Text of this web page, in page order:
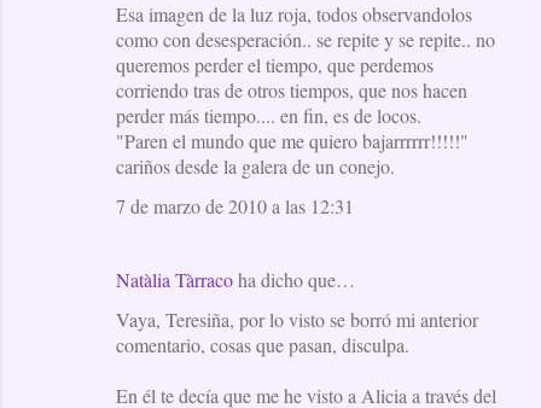
Esa imagen de la luz roja, todos observandolos
como con desesperación.. se repite y se repite.. no
queremos perder el tiempo, que perdemos
corriendo tras de otros tiempos, que nos hacen
perder más tiempo.... en fin, es de locos.
"Paren el mundo que me quiero bajarrrrrr!!!!!"
cariños desde la galera de un conejo.
7 de marzo de 2010 a las 12:31
Natàlia Tàrracoha dicho que…
Vaya, Teresiña, por lo visto se borró mi anterior
comentario, cosas que pasan, disculpa.
En él te decía que me he visto a Alicia a través del